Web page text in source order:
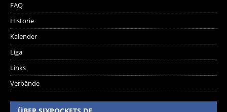
FAQ
Historie
Kalender
Liga
Links
Verbände